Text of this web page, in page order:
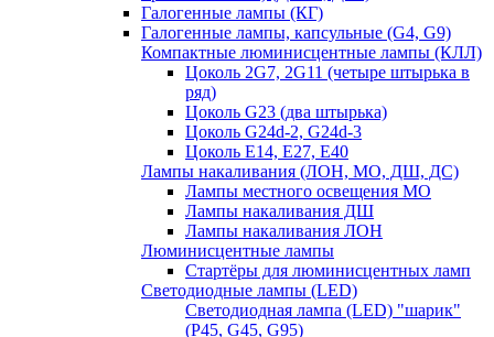
Галогенные лампы (КГ)
Галогенные лампы, капсульные (G4, G9)
Компактные люминисцентные лампы (КЛЛ)
Цоколь 2G7, 2G11 (четыре штырька в
ряд)
Цоколь G23 (два штырька)
Цоколь G24d-2, G24d-3
Цоколь Е14, Е27, Е40
Лампы накаливания (ЛОН, МО, ДШ, ДС)
Лампы местного освещения МО
Лампы накаливания ДШ
Лампы накаливания ЛОН
Люминисцентные лампы
Стартёры для люминисцентных ламп
Светодиодные лампы (LED)
Светодиодная лампа (LED) "шарик"
(P45, G45, G95)